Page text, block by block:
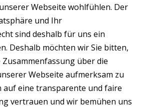
Webseite wohlfühlen. Der
und Ihr
sind deshalb für uns ein
Deshalb möchten wir Sie bitten,
über die
Webseite aufmerksam zu
auf eine transparente und faire
vertrauen und wir bemühen uns